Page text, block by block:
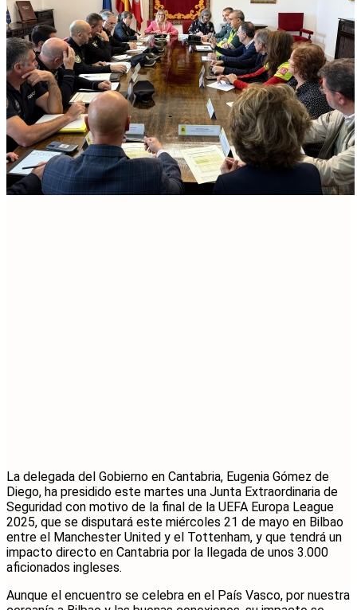
La delegada del Gobierno en Cantabria, Eugenia Gómez de
Diego, ha presidido este martes una Junta Extraordinaria de
Seguridad con motivo de la final de la UEFA Europa League
2025, que se disputará este miércoles 21 de mayo en Bilbao
entre el Manchester United y el Tottenham, y que tendrá un
impacto directo en Cantabria por la llegada de unos 3.000
aficionados ingleses.
Aunque el encuentro se celebra en el País Vasco, por nuestra